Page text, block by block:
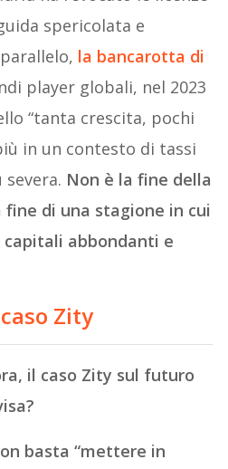
spericolata e
la bancarotta di
player globali, nel 2023
“tanta crescita, pochi
in un contesto di tassi
Non è la fine della
di una stagione in cui
abbondanti e
Zity
il caso Zity sul futuro
basta “mettere in